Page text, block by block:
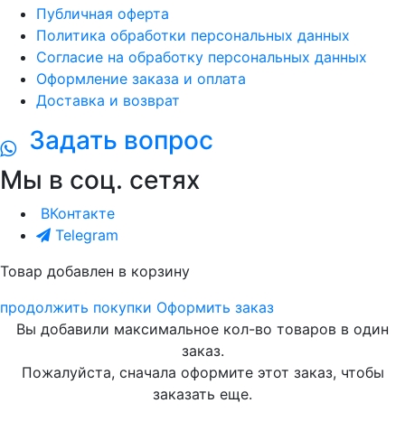
Публичная оферта
Политика обработки персональных данных
Согласие на обработку персональных данных
Оформление заказа и оплата
Доставка и возврат
Задать вопрос
Мы в соц. сетях
ВКонтакте
Telegram
Товар добавлен в корзину
продолжить покупки Оформить заказ
Вы добавили максимальное кол-во товаров в один
заказ.
Пожалуйста, сначала оформите этот заказ, чтобы
заказать еще.